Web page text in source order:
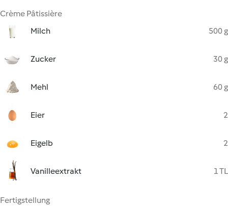
Crème Pâtissière
Milch
500 g
Zucker 30 g
Mehl 60 g
Eier 2
Eigelb 2
Vanilleextrakt 1 TL
Fertigstellung